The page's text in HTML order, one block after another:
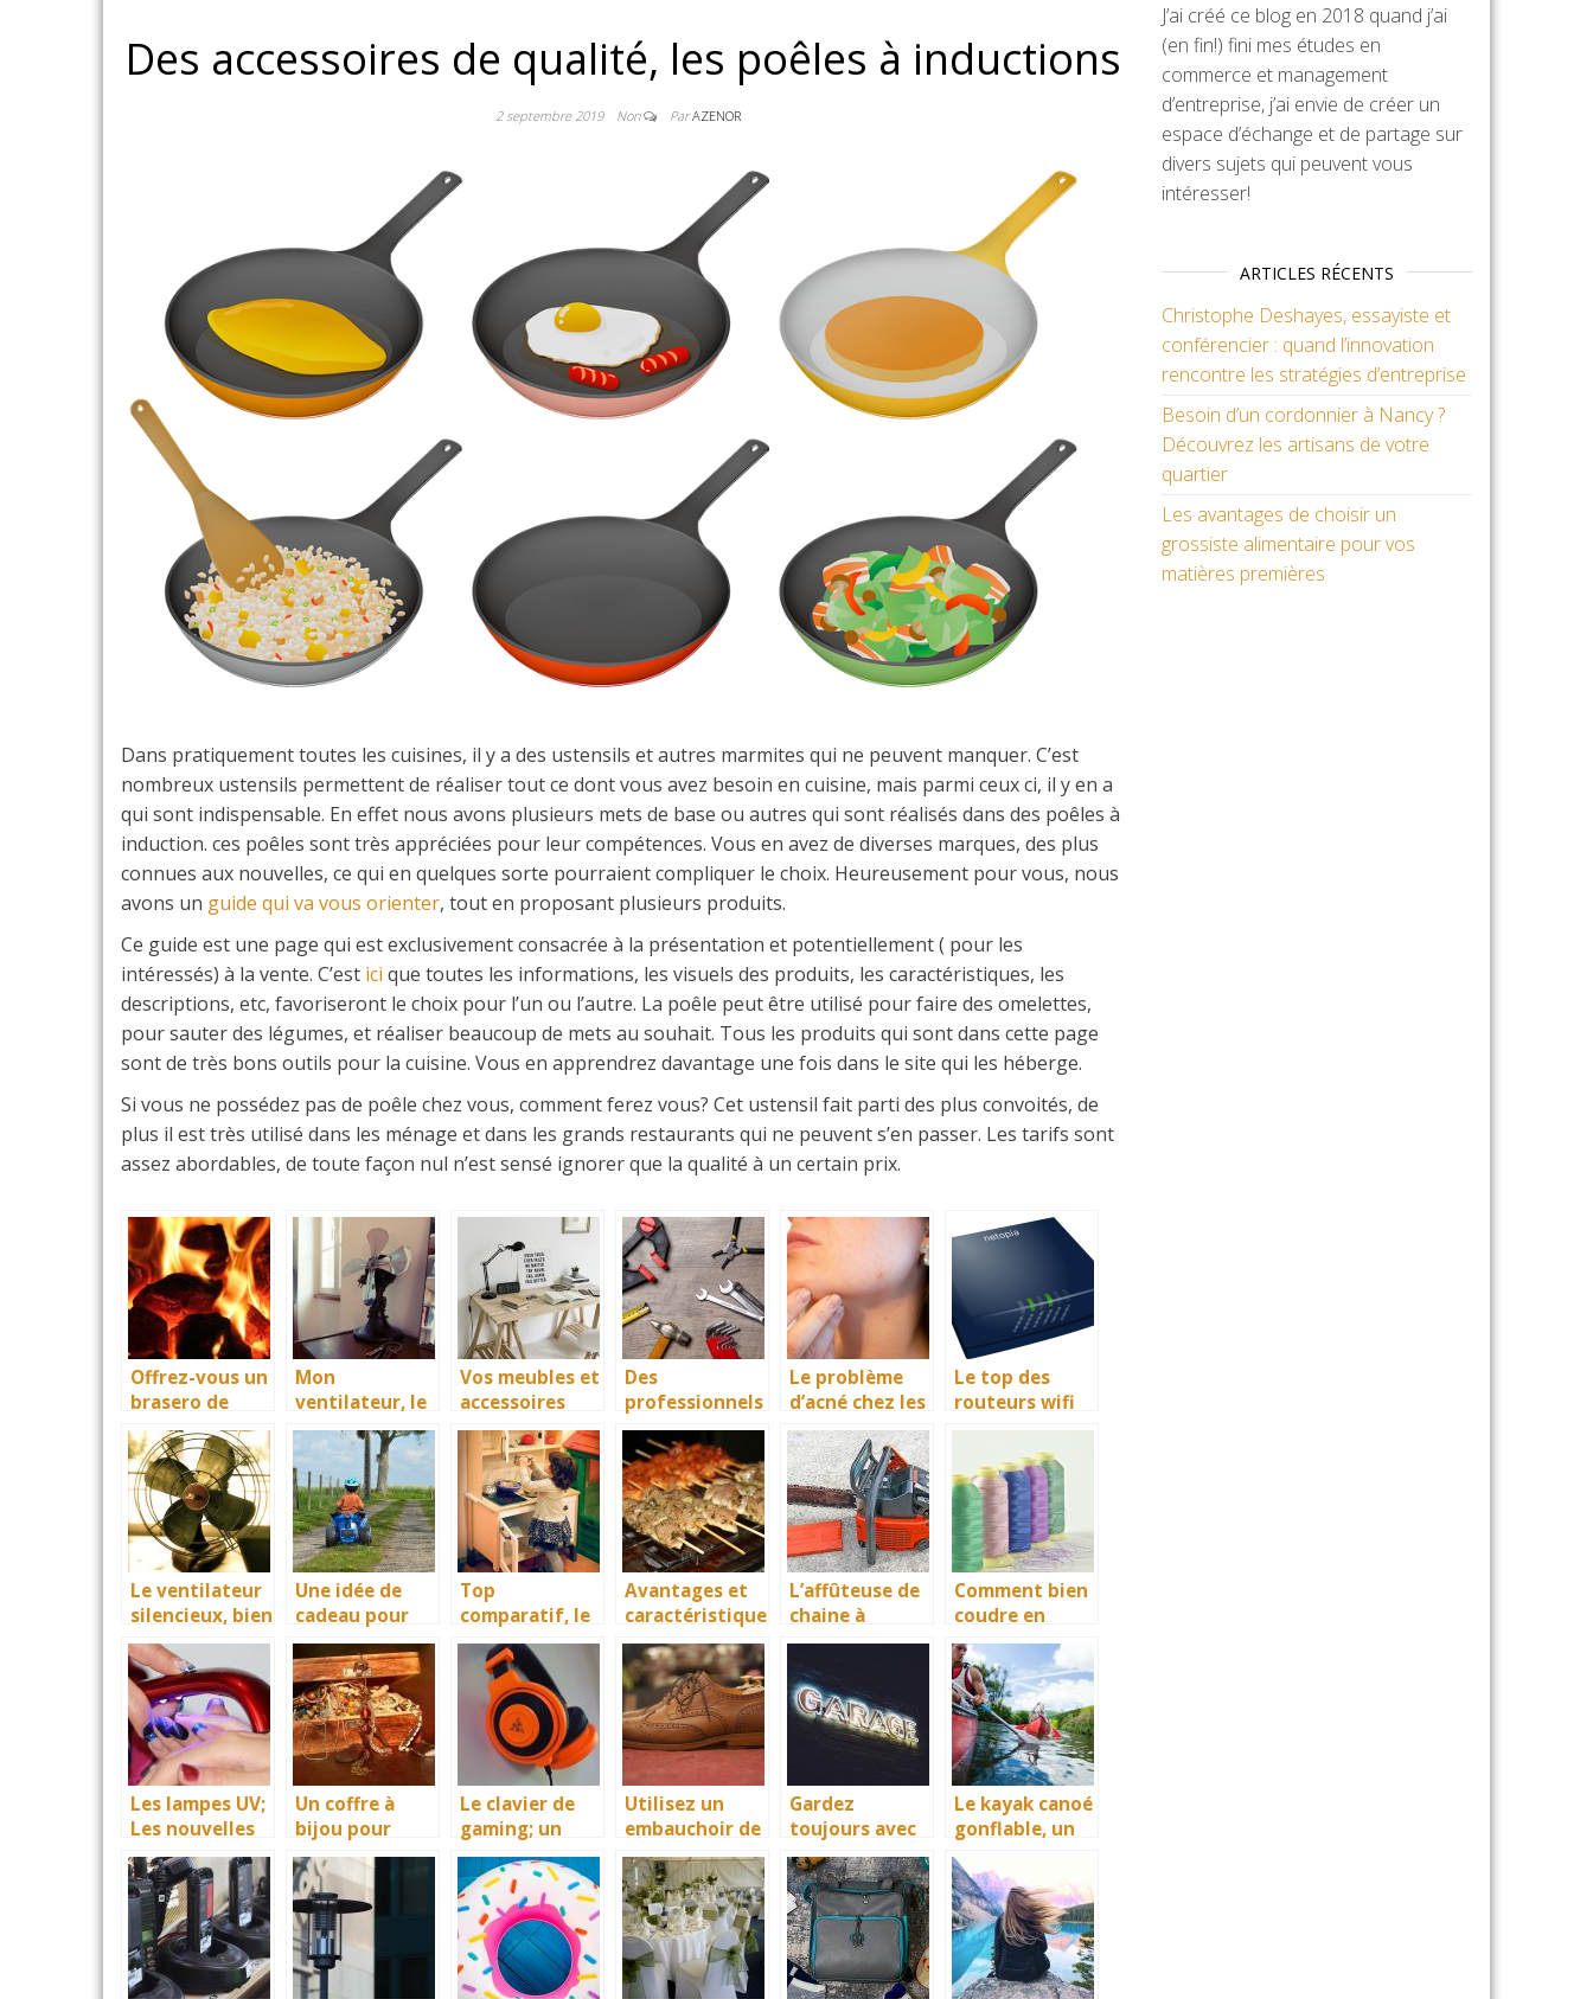
Des accessoires de qualité, les poêles à inductions
2 septembre 2019 Non ParAZENOR
Dans pratiquement toutes les cuisines, il y a des ustensils et autres marmites qui ne peuvent manquer. C’est
nombreux ustensils permettent de réaliser tout ce dont vous avez besoin en cuisine, mais parmi ceux ci, il y en a
qui sont indispensable. En effet nous avons plusieurs mets de base ou autres qui sont réalisés dans des poêles à
induction. ces poêles sont très appréciées pour leur compétences. Vous en avez de diverses marques, des plus
connues aux nouvelles, ce qui en quelques sorte pourraient compliquer le choix. Heureusement pour vous, nous
avons un guide qui va vous orienter, tout en proposant plusieurs produits.
Ce guide est une page qui est exclusivement consacrée à la présentation et potentiellement ( pour les
intéressés) à la vente. C’est ici que toutes les informations, les visuels des produits, les caractéristiques, les
descriptions, etc, favoriseront le choix pour l’un ou l’autre. La poêle peut être utilisé pour faire des omelettes,
pour sauter des légumes, et réaliser beaucoup de mets au souhait. Tous les produits qui sont dans cette page
sont de très bons outils pour la cuisine. Vous en apprendrez davantage une fois dans le site qui les héberge.
Si vous ne possédez pas de poêle chez vous, comment ferez vous? Cet ustensil fait parti des plus convoités, de
plus il est très utilisé dans les ménage et dans les grands restaurants qui ne peuvent s’en passer. Les tarifs sont
assez abordables, de toute façon nul n’est sensé ignorer que la qualité à un certain prix.
Offrez-vous un
brasero de
jardin ou de
terrasse
Mon
ventilateur, le
guide
informatif sur
les meilleurs
appareils
Vos meubles et
accessoires
réalisés par
des ébénistes
Des
professionnels
de la
climatisation
Le problème
d’acné chez les
adultes
Le top des
routeurs wifi
Le ventilateur
silencieux, bien
plus
avantageux
Une idée de
cadeau pour
enfant : Le
quad
électrique
Top
comparatif, le
site de
produits et
accessoires
pour vos
enfants
Avantages et
caractéristique
s du chariot
plancha
L’affûteuse de
chaine à
tronçonneuse,
un équipement
idéal pour
affûter au
mieux votre
tronçonneuse
Comment bien
coudre en
gagnant du
temps ? La
machine à
broder bien sûr
Les lampes UV;
Les nouvelles
stars de la
cosmétique
Un coffre à
bijou pour
empêcher la
dégradation de
vos bijoux de
valeur
Le clavier de
gaming; un
essentiel à ne
pas négliger
Utilisez un
embauchoir de
chaussure pour
préserver vos
souliers
Gardez
toujours avec
vous un
numéro de
garagiste
Le kayak canoé
gonflable, un
bon
équipement de
divertissement
nautique
J’ai créé ce blog en 2018 quand j’ai
(en fin!) fini mes études en
commerce et management
d’entreprise, j’ai envie de créer un
espace d’échange et de partage sur
divers sujets qui peuvent vous
intéresser!
ARTICLES RÉCENTS
Christophe Deshayes, essayiste et
conférencier : quand l’innovation
rencontre les stratégies d’entreprise
Besoin d’un cordonnier à Nancy ?
Découvrez les artisans de votre
quartier
Les avantages de choisir un
grossiste alimentaire pour vos
matières premières